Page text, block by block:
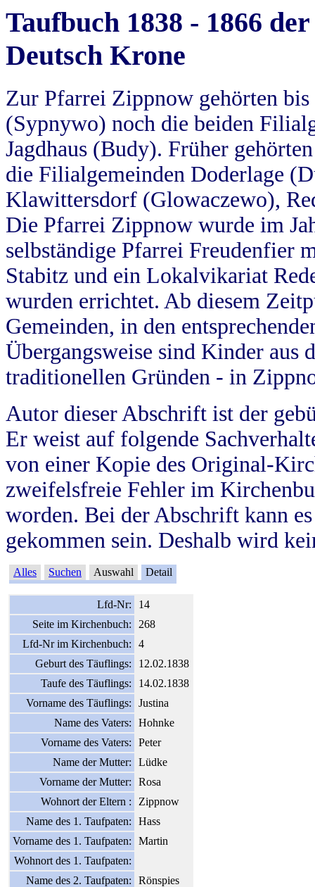
Taufbuch 1838 - 1866
Deutsch Krone
Zur Pfarrei Zippnow gehörten
(Sypnywo) noch die beiden
Jagdhaus (Budy). Früher
die Filialgemeinden Doderlage
Klawittersdorf (Glowaczewo),
Die Pfarrei Zippnow wurde im
selbständige Pfarrei Freudenfier
Stabitz und ein Lokalvikariat
wurden errichtet. Ab diesem
Gemeinden, in den
Übergangsweise sind Kinder aus
traditionellen Gründen - in
Autor dieser Abschrift ist der
Er weist auf folgende
von einer Kopie des Original-
zweifelsfreie Fehler im
worden. Bei der Abschrift kann
gekommen sein. Deshalb wird
Alles Suchen Auswahl Detail
Lfd-Nr:
14
Seite im Kirchenbuch:
268
Lfd-Nr im Kirchenbuch:
4
Geburt des Täuflings:
12.02.1838
Taufe des Täuflings:
14.02.1838
Vorname des Täuflings:
Justina
Name des Vaters:
Hohnke
Vorname des Vaters:
Peter
Name der Mutter:
Lüdke
Vorname der Mutter:
Rosa
Wohnort der Eltern :
Zippnow
Name des 1. Taufpaten:
Hass
Vorname des 1. Taufpaten:
Martin
Wohnort des 1. Taufpaten:
Name des 2. Taufpaten:
Rönspies